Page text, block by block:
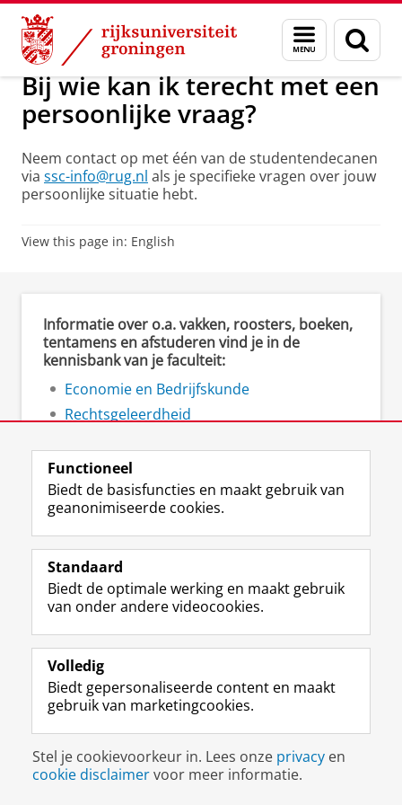
Skip
Content
Skip
Navigation
Menu
en
zoeken
Onderwijs Studiefinanciering (DUO)
Bij wie kan ik terecht met een
persoonlijke vraag?
Neem contact op met één van de studentendecanen
via ssc-info@rug.nl als je specifieke vragen over jouw
persoonlijke situatie hebt.
View this page in: English
Informatie over o.a. vakken, roosters, boeken,
tentamens en afstuderen vind je in de
kennisbank van je faculteit:
Economie en Bedrijfskunde
Rechtsgeleerdheid
Volg de RUG
F
a
e
b
o
p
a
g
i
n
a
L
i
k
e
I
-
p
a
g
i
n
R
S
-
f
e
R
i
k
s
u
I
n
t
r
m
-
c
c
o
Y
o
T
e
k
a
a
a
Studiekiezers
Alumni
Over ons
Disclaimer & Copyright
Inloggen
Functioneel
Biedt de basisfuncties en maakt gebruik van
geanonimiseerde cookies.
Standaard
Biedt de optimale werking en maakt gebruik
van onder andere videocookies.
Volledig
Biedt gepersonaliseerde content en maakt
gebruik van marketingcookies.
Stel je cookievoorkeur in. Lees onze privacy en
cookie disclaimervoor meer informatie.